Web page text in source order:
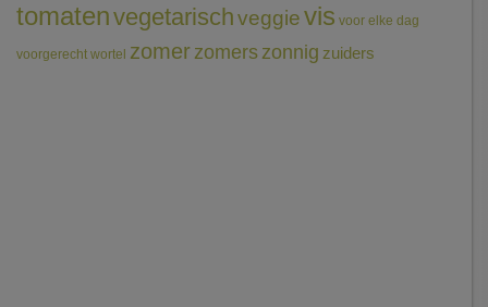
tomatenvegetarischveggievis voor elke dag
voorgerecht wortel zomerzomerszonnig zuiders